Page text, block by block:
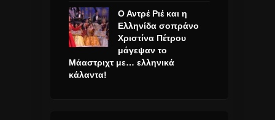
Ο Αντρέ Ριέ και η
Ελληνίδα σοπράνο
Χριστίνα Πέτρου
μάγεψαν το
Μάαστριχτ με… ελληνικά
κάλαντα!